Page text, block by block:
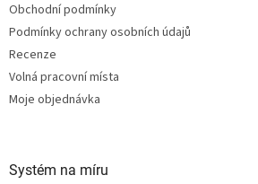
Obchodní podmínky
Podmínky ochrany osobních údajů
Recenze
Volná pracovní místa
Moje objednávka
Systém na míru